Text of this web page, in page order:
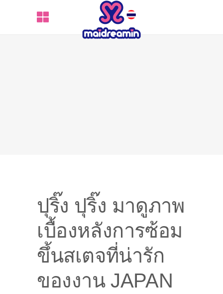
ปุริ๊ง ปุริ๊ง มาดูภาพ
เบื้องหลังการซ้อม
ขึ้นสเตจที่น่ารัก
ของงาน JAPAN